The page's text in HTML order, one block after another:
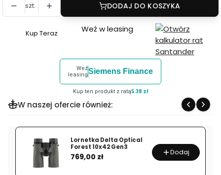
szt. DODAJ DO KOSZYKA
Szybki
Swarovski
BGP
pro
do
EL,
Kup Teraz Weź w leasing
Weź
leasingSiemens Finance
Kup ten produkt z ratą5.38 zł
W naszej ofercie również:
Lornetka Delta Optical
Forest 10x42 Gen3
Cena
769,00 zł Dodaj